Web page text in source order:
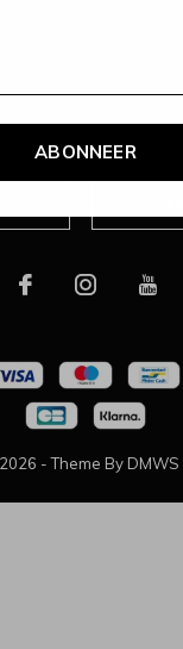
ABONNEER
2026 - Theme By DMWS